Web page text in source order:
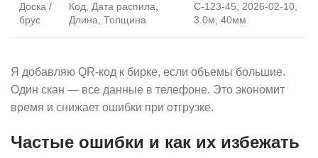
Доска /
брус
Код, Дата распила,
Длина, Толщина
C-123-45, 2026-02-10,
3.0м, 40мм
Я добавляю QR-код к бирке, если объемы большие.
Один скан — все данные в телефоне. Это экономит
время и снижает ошибки при отгрузке.
Частые ошибки и как их избежать